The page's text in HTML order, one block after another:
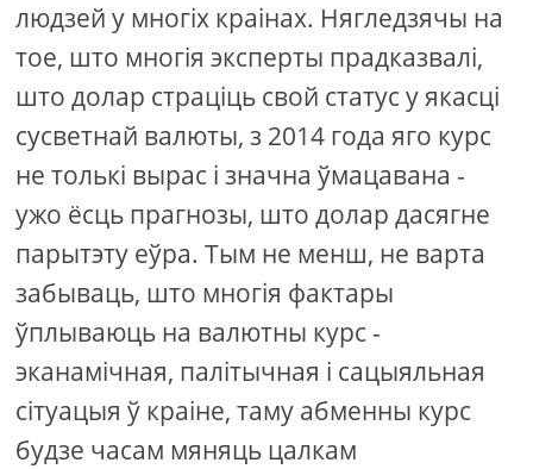
людзей у многіх краінах. Нягледзячы на ​​
тое, што многія эксперты прадказвалі,
што долар страціць свой статус у якасці
сусветнай валюты, з 2014 года яго курс
не толькі вырас і значна ўмацавана -
ужо ёсць прагнозы, што долар дасягне
парытэту еўра. Тым не менш, не варта
забываць, што многія фактары
ўплываюць на валютны курс -
эканамічная, палітычная і сацыяльная
сітуацыя ў краіне, таму абменны курс
будзе часам мяняць цалкам